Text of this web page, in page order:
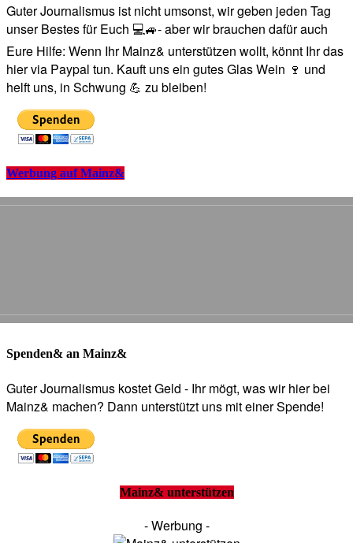
Guter Journalismus ist nicht umsonst, wir geben jeden Tag
unser Bestes für Euch 💻🚙- aber wir brauchen dafür auch
Eure Hilfe: Wenn Ihr Mainz& unterstützen wollt, könnt Ihr das
hier via Paypal tun. Kauft uns ein gutes Glas Wein 🍷 und
helft uns, in Schwung 💪 zu bleiben!
Werbung auf Mainz&
Spenden& an Mainz&
Guter Journalismus kostet Geld - Ihr mögt, was wir hier bei
Mainz& machen? Dann unterstützt uns mit einer Spende!
Mainz& unterstützen
- Werbung -